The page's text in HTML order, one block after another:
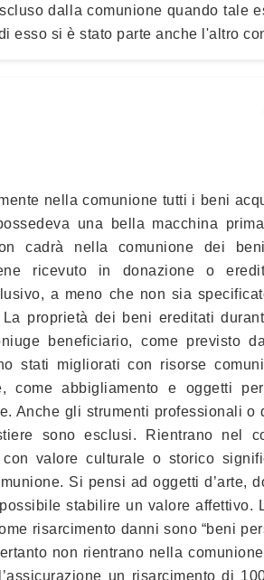
dalla comunione quando tale
esso si è stato parte anche l'altro
nella comunione tutti i beni
una bella macchina
cadrà nella comunione dei
ricevuto in donazione o
a meno che non sia
La proprietà dei beni ereditati
beneficiario, come previsto
stati migliorati con risorse
come abbigliamento e oggetti
Anche gli strumenti professionali o
sono esclusi. Rientrano nel
valore culturale o storico
Si pensi ad oggetti d’arte,
stabilire un valore affettivo.
risarcimento danni sono “beni
non rientrano nella
un risarcimento di